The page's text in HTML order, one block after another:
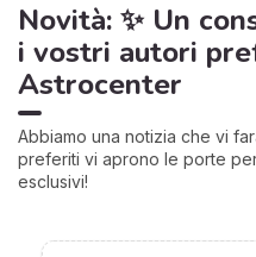
Novità: ✨ Un
i vostri autori
Astrocenter
Abbiamo una notizia che vi
preferiti vi aprono le porte
esclusivi!